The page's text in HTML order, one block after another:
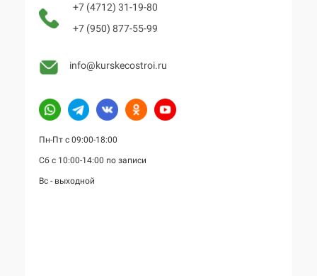
+7 (4712) 31-19-80
+7 (950) 877-55-99
info@kurskecostroi.ru
Пн-Пт с 09:00-18:00
Сб с 10:00-14:00 по записи
Вс - выходной